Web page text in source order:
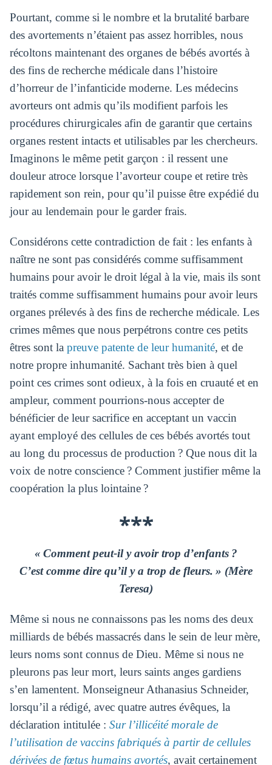
Pourtant, comme si le nombre et la brutalité barbare
des avortements n’étaient pas assez horribles, nous
récoltons maintenant des organes de bébés avortés à
des fins de recherche médicale dans l’histoire
d’horreur de l’infanticide moderne. Les médecins
avorteurs ont admis qu’ils modifient parfois les
procédures chirurgicales afin de garantir que certains
organes restent intacts et utilisables par les chercheurs.
Imaginons le même petit garçon : il ressent une
douleur atroce lorsque l’avorteur coupe et retire très
rapidement son rein, pour qu’il puisse être expédié du
jour au lendemain pour le garder frais.
Considérons cette contradiction de fait : les enfants à
naître ne sont pas considérés comme suffisamment
humains pour avoir le droit légal à la vie, mais ils sont
traités comme suffisamment humains pour avoir leurs
organes prélevés à des fins de recherche médicale. Les
crimes mêmes que nous perpétrons contre ces petits
êtres sont la preuve patente de leur humanité, et de
notre propre inhumanité. Sachant très bien à quel
point ces crimes sont odieux, à la fois en cruauté et en
ampleur, comment pourrions-nous accepter de
bénéficier de leur sacrifice en acceptant un vaccin
ayant employé des cellules de ces bébés avortés tout
au long du processus de production ? Que nous dit la
voix de notre conscience ? Comment justifier même la
coopération la plus lointaine ?
***
« Comment peut-il y avoir trop d’enfants ?
C’est comme dire qu’il y a trop de fleurs. » (Mère
Teresa)
Même si nous ne connaissons pas les noms des deux
milliards de bébés massacrés dans le sein de leur mère,
leurs noms sont connus de Dieu. Même si nous ne
pleurons pas leur mort, leurs saints anges gardiens
s’en lamentent. Monseigneur Athanasius Schneider,
lorsqu’il a rédigé, avec quatre autres évêques, la
déclaration intitulée : Sur l’illicéité morale de
l’utilisation de vaccins fabriqués à partir de cellules
dérivées de fœtus humains avortés, avait certainement